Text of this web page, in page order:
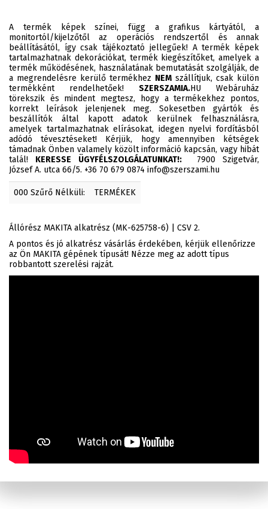
A termék képek színei, függ a grafikus kártyától, a
monitortól/kijelzőtől az operációs rendszertől és annak
beállításától, így csak tájékoztató jellegűek! A termék képek
tartalmazhatnak dekorációkat, termék kiegészítőket, amelyek a
termék működésének, használatának bemutatását szolgálják, de
a megrendelésre kerülő termékhez NEM szállítjuk, csak külön
termékként rendelhetőek! SZERSZAMIA.HU Webáruház
törekszik és mindent megtesz, hogy a termékekhez pontos,
korrekt leírások jelenjenek meg. Sokesetben gyártók és
beszállítók által kapott adatok kerülnek felhasználásra,
amelyek tartalmazhatnak elírásokat, idegen nyelvi fordításból
adódó tévesztéseket! Kérjük, hogy amennyiben kétségek
támadnak Önben valamely közölt információ kapcsán, vagy hibát
talál! KERESSE ÜGYFÉLSZOLGÁLATUNKAT!:7900 Szigetvár,
József A. utca 66/5. +36 70 679 0874 info@szerszami.hu
000 Szűrő Nélküli: TERMÉKEK
Állórész MAKITA alkatrész (MK-625758-6) | CSV 2.
A pontos és jó alkatrész vásárlás érdekében, kérjük ellenőrizze
az Ön MAKITA gépének típusát! Nézze meg az adott típus
robbantott szerelési rajzát.